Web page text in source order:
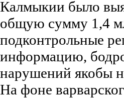
Калмыкии было
общую сумму 1,4
подконтрольные
информацию,
нарушений якобы
На фоне